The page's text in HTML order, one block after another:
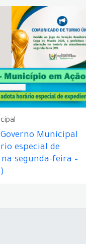
Municipal
especial de
segunda-feira –